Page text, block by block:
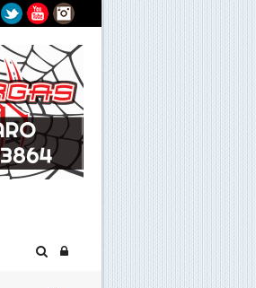
Facebook
TwitterYouTubeInstagram